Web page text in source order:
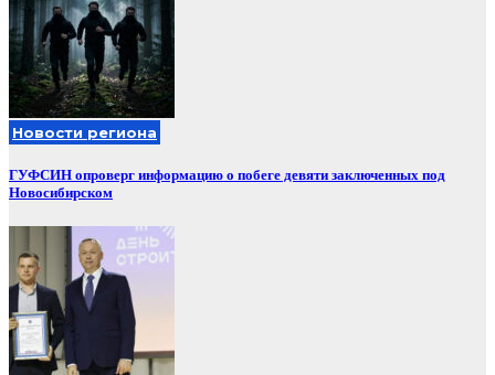
Новости региона
ГУФСИН опроверг информацию о побеге девяти заключенных под
Новосибирском